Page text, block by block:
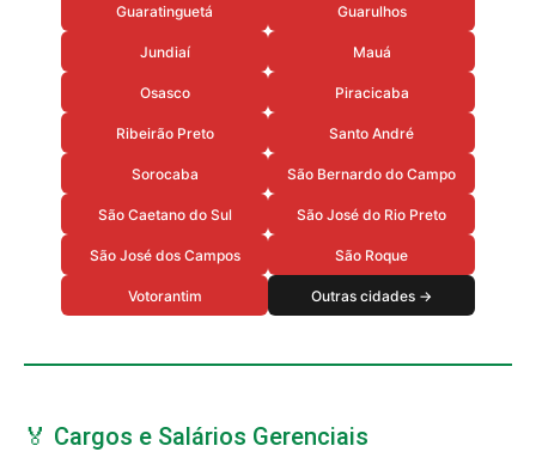
Guaratinguetá Guarulhos
Jundiaí Mauá
Osasco Piracicaba
Ribeirão Preto Santo André
Sorocaba São Bernardo do Campo
São Caetano do Sul São José do Rio Preto
São José dos Campos São Roque
Votorantim Outras cidades →
🏅 Cargos e Salários Gerenciais